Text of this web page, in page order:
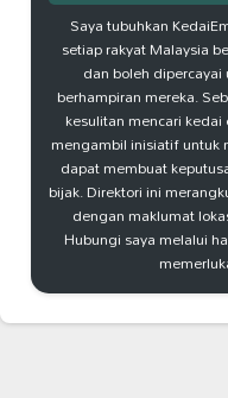
Saya tubuhkan
setiap rakyat Malaysia
dan boleh
berhampiran mereka.
kesulitan mencari
mengambil inisiatif untuk
dapat membuat
bijak. Direktori ini
dengan maklumat
Hubungi saya melalui